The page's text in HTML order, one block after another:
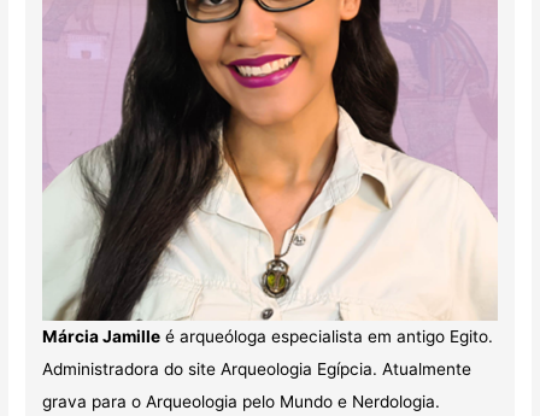
Márcia Jamilleé arqueóloga especialista em antigo Egito.
Administradora do site Arqueologia Egípcia. Atualmente
grava para o Arqueologia pelo Mundo e Nerdologia.